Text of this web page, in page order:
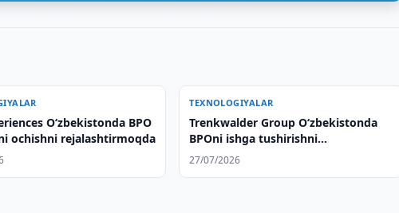
Oʻzbekistonda BPO
ochishni rejalashtirmoqda
TEXNOLOGIYALAR
Trenkwalder Group Oʻzbekistonda
BPOni ishga tushirishni
oʻrganmoqda / Fot
27/07/2026